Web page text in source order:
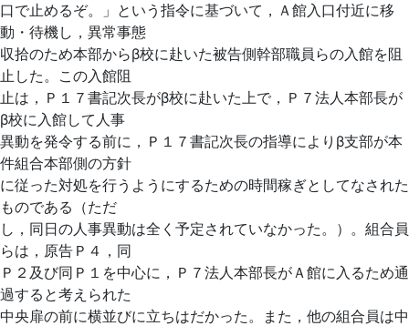
口で止めるぞ。」という指令に基づいて，Ａ館入口付近に移
動・待機し，異常事態
収拾のため本部からβ校に赴いた被告側幹部職員らの入館を阻
止した。この入館阻
止は，Ｐ１７書記次長がβ校に赴いた上で，Ｐ７法人本部長が
β校に入館して人事
異動を発令する前に，Ｐ１７書記次長の指導によりβ支部が本
件組合本部側の方針
に従った対処を行うようにするための時間稼ぎとしてなされた
ものである（ただ
し，同日の人事異動は全く予定されていなかった。）。組合員
らは，原告Ｐ４，同
Ｐ２及び同Ｐ１を中心に，Ｐ７法人本部長がＡ館に入るため通
過すると考えられた
中央扉の前に横並びに立ちはだかった。また，他の組合員は中